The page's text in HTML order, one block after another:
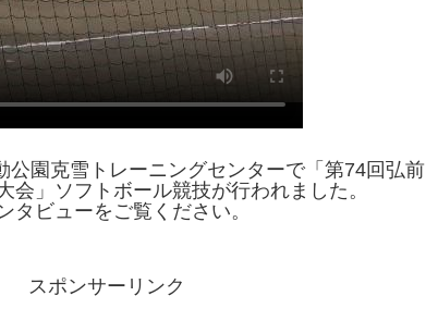
公園克雪トレーニングセンターで「第74回弘前
会」ソフトボール競技が行われました。
タビューをご覧ください。
スポンサーリンク